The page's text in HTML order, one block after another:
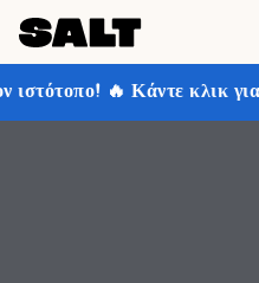
για να μάθετε